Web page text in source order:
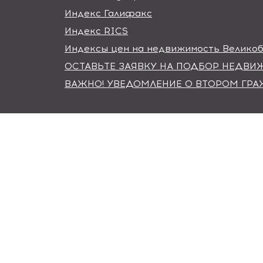
Индекс Галифакс
Индекс RICS
Индексы цен на недвижимость
ОСТАВЬТЕ ЗАЯВКУ НА ПОДБОР
ВАЖНО! УВЕДОМЛЕНИЕ О ВТОРОМ